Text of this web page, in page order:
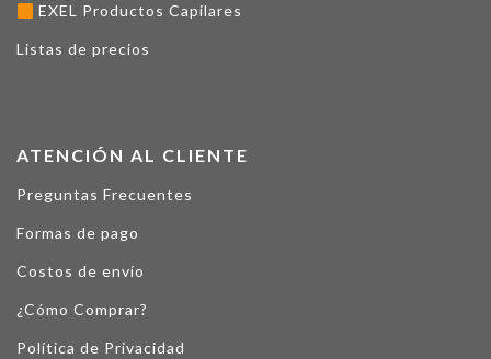
EXEL Productos Capilares
Listas de precios
ATENCIÓN AL CLIENTE
Preguntas Frecuentes
Formas de pago
Costos de envío
¿Cómo Comprar?
Política de Privacidad